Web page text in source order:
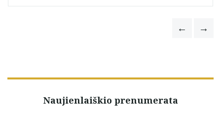
Naujienlaiškio prenumerata